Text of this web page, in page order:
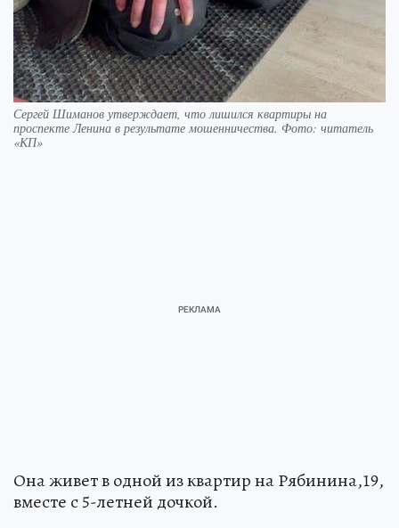
Сергей Шиманов утверждает, что лишился квартиры на
проспекте Ленина в результате мошенничества. Фото: читатель
«КП»
Она живет в одной из квартир на Рябинина,19,
вместе с 5-летней дочкой.